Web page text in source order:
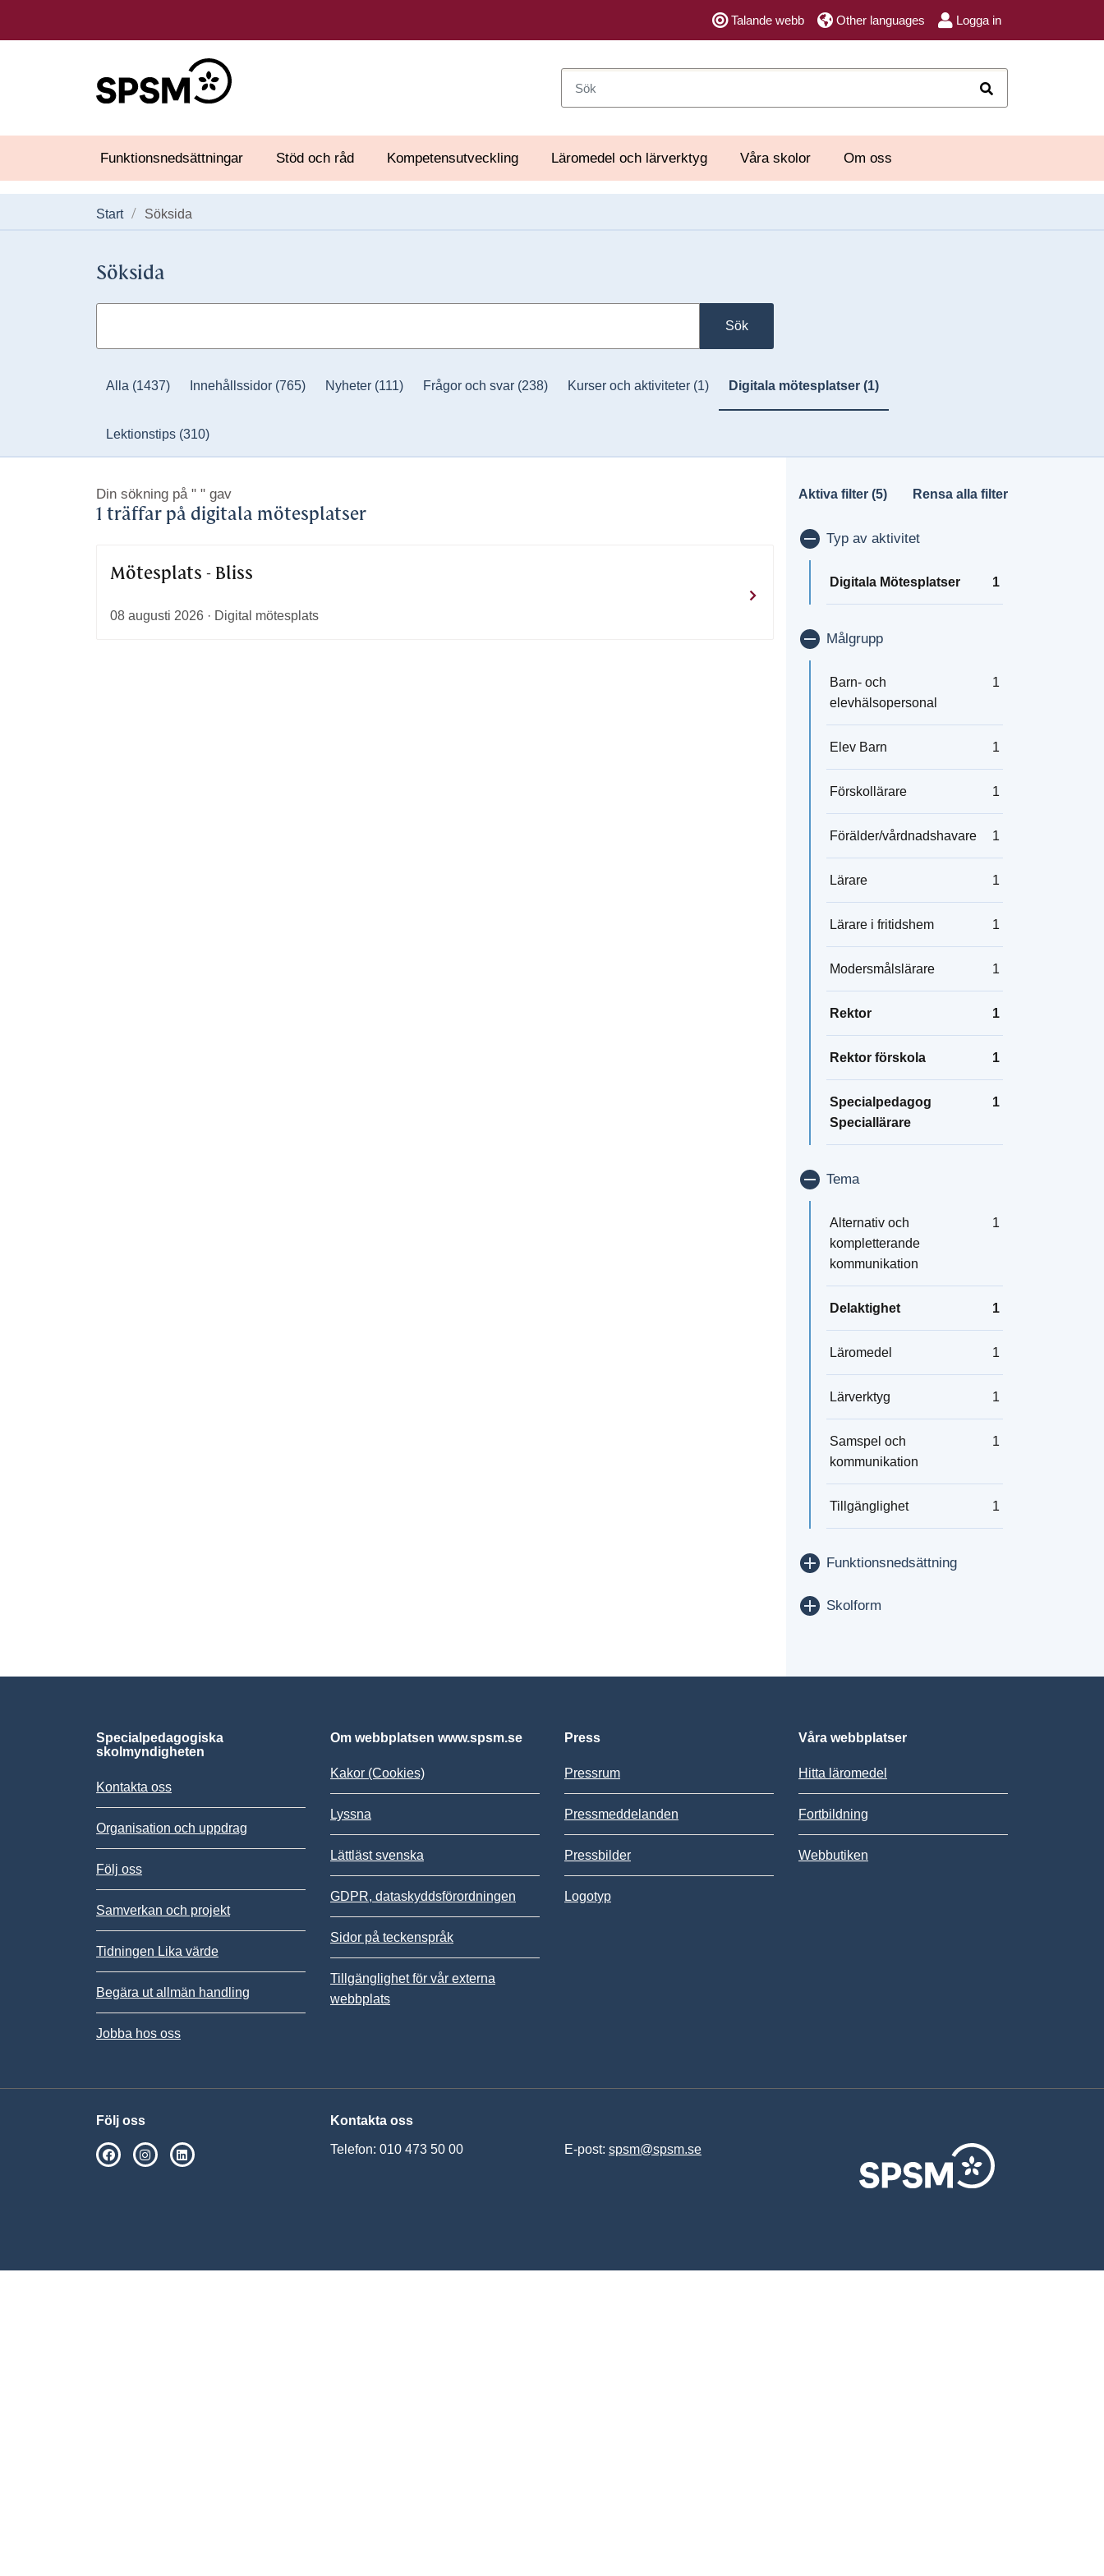
Talande webb Other languages Logga in
Funktionsnedsättningar Stöd och råd Kompetensutveckling Läromedel och lärverktyg Våra skolor Om oss
Start Söksida
Söksida
Sök
Alla (1437) Innehållssidor (765) Nyheter (111) Frågor och svar (238) Kurser och aktiviteter (1) Digitala mötesplatser (1)
Lektionstips (310)
Din sökning på " " gav
1 träffar på digitala mötesplatser
Mötesplats - Bliss
08 augusti 2026 · Digital mötesplats
Aktiva filter (5) Rensa alla filter
Visa/döljTyp av aktivitet
Digitala Mötesplatser 1
Visa/döljMålgrupp
Barn- och
elevhälsopersonal
1
Elev Barn 1
Förskollärare 1
Förälder/vårdnadshavare 1
Lärare 1
Lärare i fritidshem 1
Modersmålslärare 1
Rektor 1
Rektor förskola 1
Specialpedagog
Speciallärare
1
Visa/dölj
Tema
Alternativ och
kompletterande
kommunikation
1
Delaktighet 1
Läromedel 1
Lärverktyg 1
Samspel och
kommunikation
1
Tillgänglighet 1
Visa/döljFunktionsnedsättning
Visa/döljSkolform
Specialpedagogiska
skolmyndigheten
Kontakta oss
Organisation och uppdrag
Följ oss
Samverkan och projekt
Tidningen Lika värde
Begära ut allmän handling
Jobba hos oss
Om webbplatsen www.spsm.se
Kakor (Cookies)
Lyssna
Lättläst svenska
GDPR, dataskyddsförordningen
Sidor på teckenspråk
Tillgänglighet för vår externa
webbplats
Press
Pressrum
Pressmeddelanden
Pressbilder
Logotyp
Våra webbplatser
Hitta läromedel
Fortbildning
Webbutiken
Följ oss
SPSM på Facebook
SPSM på Instagram
Kontakta oss
Telefon: 010 473 50 00 E-post: spsm@spsm.se